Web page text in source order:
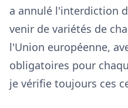
a annulé l'interdiction
venir de variétés de
l'Union européenne,
obligatoires pour
je vérifie toujours ces